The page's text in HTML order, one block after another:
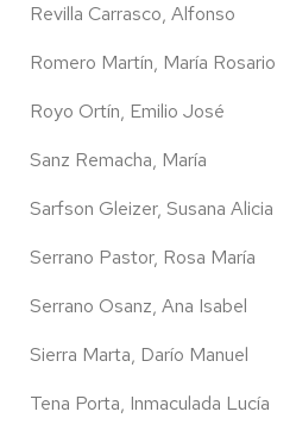
Revilla Carrasco, Alfonso
Romero Martín, María Rosario
Royo Ortín, Emilio José
Sanz Remacha, María
Sarfson Gleizer, Susana Alicia
Serrano Pastor, Rosa María
Serrano Osanz, Ana Isabel
Sierra Marta, Darío Manuel
Tena Porta, Inmaculada Lucía